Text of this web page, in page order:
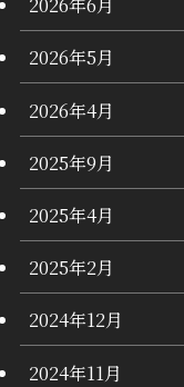
2026年5月
2026年4月
2025年9月
2025年4月
2025年2月
2024年12月
2024年11月